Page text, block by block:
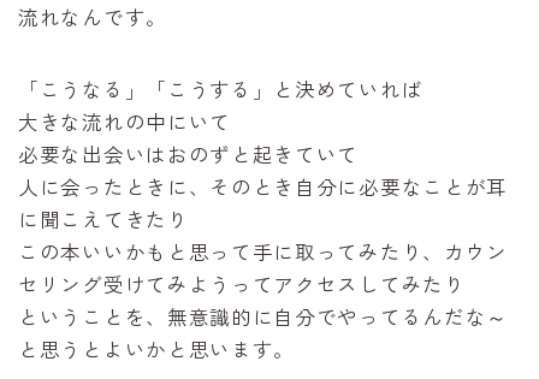
流れなんです。
「こうなる」「こうする」と決めていれば
大きな流れの中にいて
必要な出会いはおのずと起きていて
人に会ったときに、そのとき自分に必要なことが耳
に聞こえてきたり
この本いいかもと思って手に取ってみたり、カウン
セリング受けてみようってアクセスしてみたり
ということを、無意識的に自分でやってるんだな～
と思うとよいかと思います。